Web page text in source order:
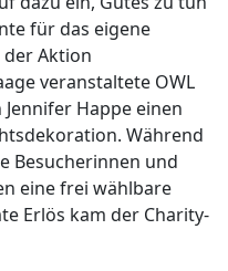
für das eigene
Aktion
veranstaltete OWL
Happe einen
Während
Besucherinnen und
eine frei wählbare
Erlös kam der Charity-